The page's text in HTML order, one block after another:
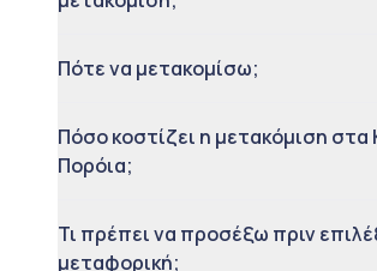
Πότε να μετακομίσω;
Πόσο κοστίζει η μετακόμιση στα
Πορόια;
Τι πρέπει να προσέξω πριν
μεταφορική;